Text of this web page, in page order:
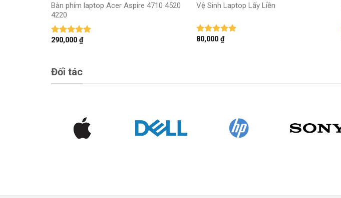
Bàn phím laptop Acer Aspire 4710 4520
4220
Được xếp
290,000 ₫
Vệ Sinh Laptop Lấy Liền
Được xếp
80,000 ₫
Đối tác